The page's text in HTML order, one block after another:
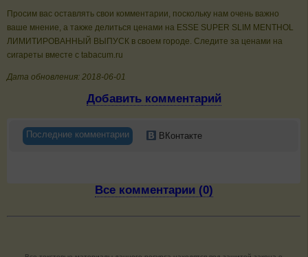
Просим вас оставлять свои комментарии, поскольку нам очень важно
ваше мнение, а также делиться ценами на ESSE SUPER SLIM MENTHOL
ЛИМИТИРОВАННЫЙ ВЫПУСК в своем городе. Следите за ценами на
сигареты вместе с tabacum.ru
Дата обновления: 2018-06-01
Добавить комментарий
Последние комментарии ВКонтакте
Все комментарии (0)